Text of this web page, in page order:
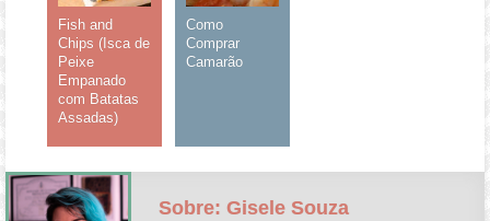
Fish and
Chips (Isca de
Peixe
Empanado
com Batatas
Assadas)
Como
Comprar
Camarão
Sobre: Gisele Souza